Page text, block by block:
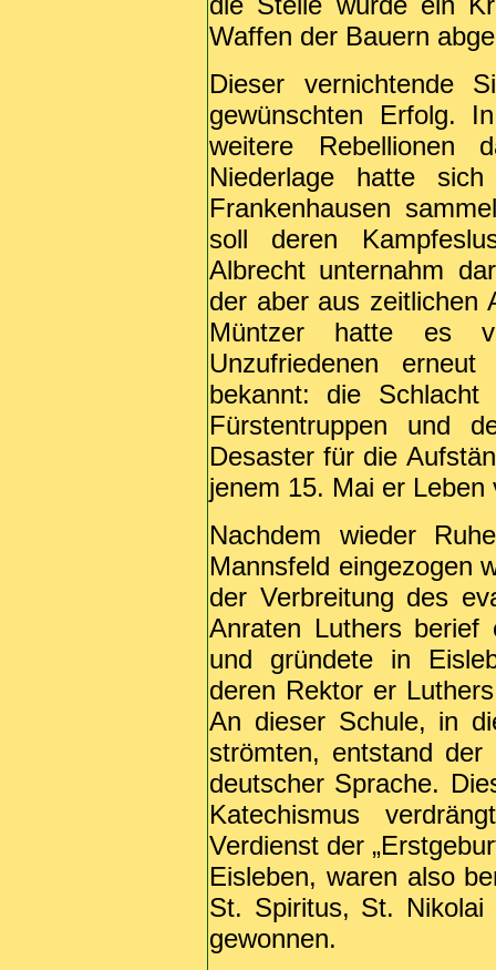
Waffen der Bauern
Dieser vernichtende
gewünschten Erfolg.
weitere Rebellionen
Niederlage hatte
Frankenhausen
soll deren
Albrecht unternahm
der aber aus zeitlichen
Müntzer hatte es
Unzufriedenen
bekannt: die Schlacht
Fürstentruppen und
Desaster für die
jenem 15. Mai er Leben
Nachdem wieder
Mannsfeld eingezogen
der Verbreitung des
Anraten Luthers berief
und gründete in
deren Rektor er
An dieser Schule, in
strömten, entstand
deutscher Sprache.
Katechismus
Verdienst der
Eisleben, waren also
St. Spiritus, St.
gewonnen.